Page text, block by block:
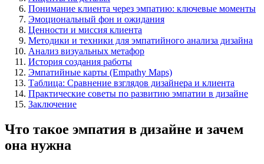
Понимание клиента через эмпатию: ключевые моменты
Эмоциональный фон и ожидания
Ценности и миссия клиента
Методики и техники для эмпатийного анализа дизайна
Анализ визуальных метафор
История создания работы
Эмпатийные карты (Empathy Maps)
Таблица: Сравнение взглядов дизайнера и клиента
Практические советы по развитию эмпатии в дизайне
Заключение
Что такое эмпатия в дизайне и зачем
она нужна